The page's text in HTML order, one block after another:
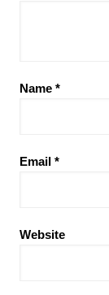
Name *
Email *
Website